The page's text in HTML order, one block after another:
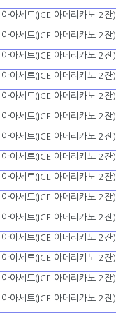
아세트(ICE 아메리카노 2잔)
아세트(ICE 아메리카노 2잔)
아세트(ICE 아메리카노 2잔)
아세트(ICE 아메리카노 2잔)
아세트(ICE 아메리카노 2잔)
아세트(ICE 아메리카노 2잔)
아세트(ICE 아메리카노 2잔)
아세트(ICE 아메리카노 2잔)
아세트(ICE 아메리카노 2잔)
아세트(ICE 아메리카노 2잔)
아세트(ICE 아메리카노 2잔)
아세트(ICE 아메리카노 2잔)
아세트(ICE 아메리카노 2잔)
아세트(ICE 아메리카노 2잔)
아세트(ICE 아메리카노 2잔)